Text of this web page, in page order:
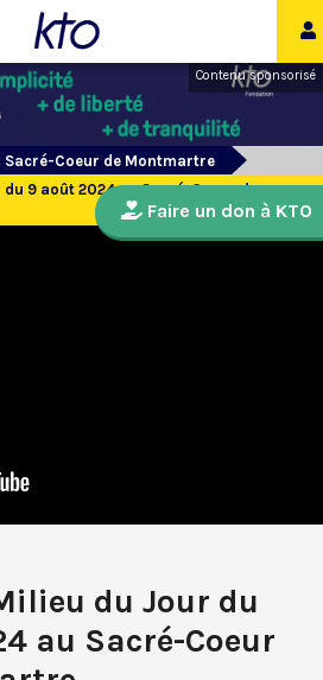
Contenu sponsorisé
Sacré-Coeur de Montmartre
9 août 2024 au Sacré-Coeur de
du Jour du
au Sacré-Coeur
Faire un don à KTO